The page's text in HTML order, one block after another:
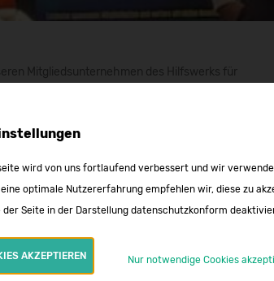
Mitgliedsunternehmen des Hilfswerks für
Nordrhein-Westfalen e.V. (HBK NRW e.V.)
Staffel sowie ein Intensivtransportwagen (ITW).
sondern boten den Besucherinnen und
vielseitige Engagement des HBK NRW e.V. im
Gespräche und neue Kontakte, sondern
Rettungsdiensten und weiteren Akteuren im
wird von uns fortlaufend verbessert und wir
eine optimale Nutzererfahrung empfehlen wir, diese zu
der Seite in der Darstellung datenschutzkonform
AKZEPTIEREN Nur notwendige Cookies